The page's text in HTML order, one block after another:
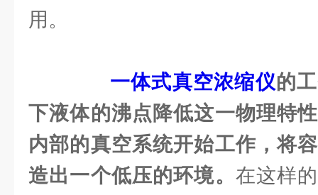
用。
一体式真空浓缩仪的
下液体的沸点降低这一物理特
内部的真空系统开始工作，将
造出一个低压的环境。 在这样